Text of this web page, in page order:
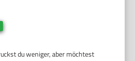
du weniger, aber möchtest